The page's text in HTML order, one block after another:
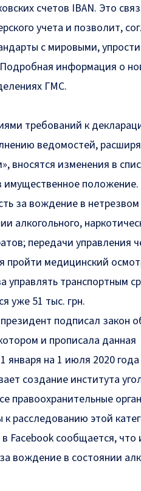
счетов IBAN. Это
учета и позволит,
с мировыми,
информация о
ГМС.
требований к
ведомостей,
вносятся изменения в
имущественное положение.
за вождение в
алкогольного,
передачи управления
пройти медицинский
управлять транспортным
уже 51 тыс. грн.
подписал закон
и прописала данная
января на 1 июля 2020
создание института
правоохранительные
расследованию этой
Facebook сообщается, что
вождение в состоянии